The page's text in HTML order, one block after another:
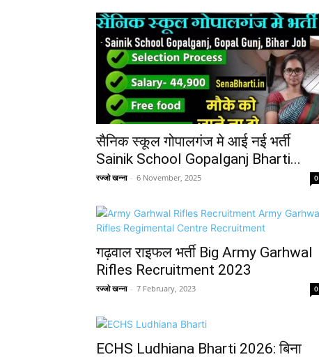
सैनिक स्कूल गोपालगंज मे आई नई भर्ती
Sainik School Gopalganj Bharti...
रज्जो खन्ना - 6 November, 2025 0
गढ़वाल राइफल भर्ती Big Army Garhwal
Rifles Recruitment 2023
रज्जो खन्ना - 7 February, 2023 0
ECHS Ludhiana Bharti 2026: बिना